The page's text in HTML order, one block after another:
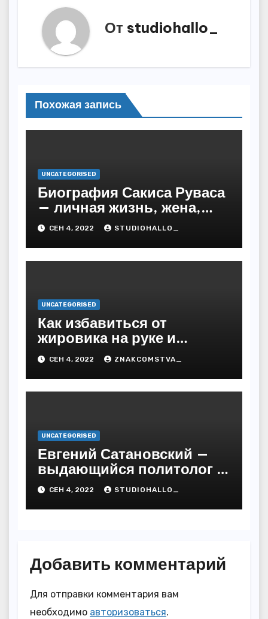
От studiohallo_
Похожая запись
UNCATEGORISED
Биография Сакиса Руваса
— личная жизнь, жена,
дети. Главные моменты в
жизни и карьере
греческого певца
СЕН 4, 2022 STUDIOHALLO_
UNCATEGORISED
Как избавиться от
жировика на руке и
предупредить
последствия
СЕН 4, 2022 ZNAKCOMSTVA_
UNCATEGORISED
Евгений Сатановский —
выдающийся политолог и
публицист с бесподобной
биографией и
многочисленными
СЕН 4, 2022 STUDIOHALLO_
Добавить комментарий
Для отправки комментария вам
необходимо авторизоваться.